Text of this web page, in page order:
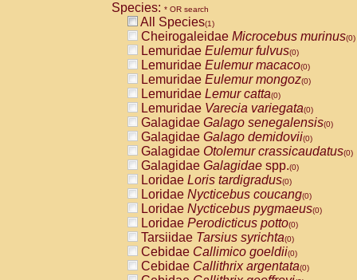
Species: * OR search
All Species(1)
Cheirogaleidae Microcebus murinus(0)
Lemuridae Eulemur fulvus(0)
Lemuridae Eulemur macaco(0)
Lemuridae Eulemur mongoz(0)
Lemuridae Lemur catta(0)
Lemuridae Varecia variegata(0)
Galagidae Galago senegalensis(0)
Galagidae Galago demidovii(0)
Galagidae Otolemur crassicaudatus(0)
Galagidae Galagidae spp.(0)
Loridae Loris tardigradus(0)
Loridae Nycticebus coucang(0)
Loridae Nycticebus pygmaeus(0)
Loridae Perodicticus potto(0)
Tarsiidae Tarsius syrichta(0)
Cebidae Callimico goeldii(0)
Cebidae Callithrix argentata(0)